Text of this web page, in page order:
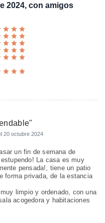
2024, con amigos
"
20 octubre 2024
un fin de semana de
La casa es muy
pensada!, tiene un patio
forma privada, de la estancia
limpio y ordenado, con una
acogedora y habitaciones